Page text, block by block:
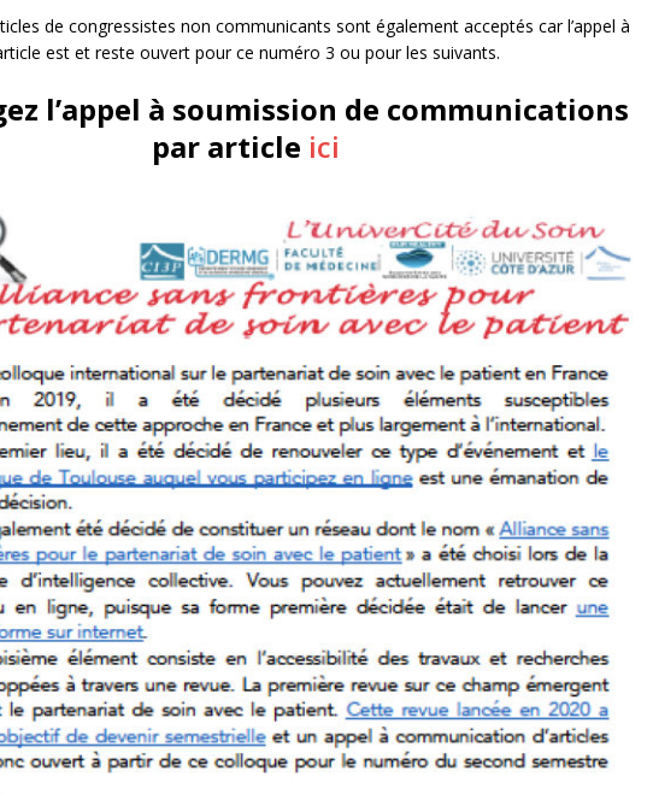
de congressistes non communicants sont également acceptés car l’appel à
est et reste ouvert pour ce numéro 3 ou pour les suivants.
l’appel à soumission de communications
par article ici